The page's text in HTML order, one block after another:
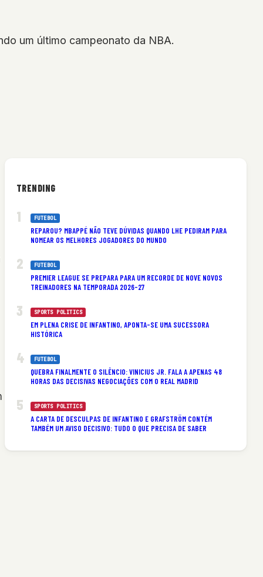
um último campeonato da NBA.
TRENDING
FUTEBOL
REPAROU? MBAPPÉ NÃO TEVE DÚVIDAS QUANDO LHE PEDIRAM PARA
NOMEAR OS MELHORES JOGADORES DO MUNDO
FUTEBOL
PREMIER LEAGUE SE PREPARA PARA UM RECORDE DE NOVE NOVOS
TREINADORES NA TEMPORADA 2026-27
SPORTS POLITICS
EM PLENA CRISE DE INFANTINO, APONTA-SE UMA SUCESSORA
HISTÓRICA
FUTEBOL
QUEBRA FINALMENTE O SILÊNCIO: VINICIUS JR. FALA A APENAS 48
HORAS DAS DECISIVAS NEGOCIAÇÕES COM O REAL MADRID
SPORTS POLITICS
A CARTA DE DESCULPAS DE INFANTINO E GRAFSTRÖM CONTÉM
TAMBÉM UM AVISO DECISIVO: TUDO O QUE PRECISA DE SABER